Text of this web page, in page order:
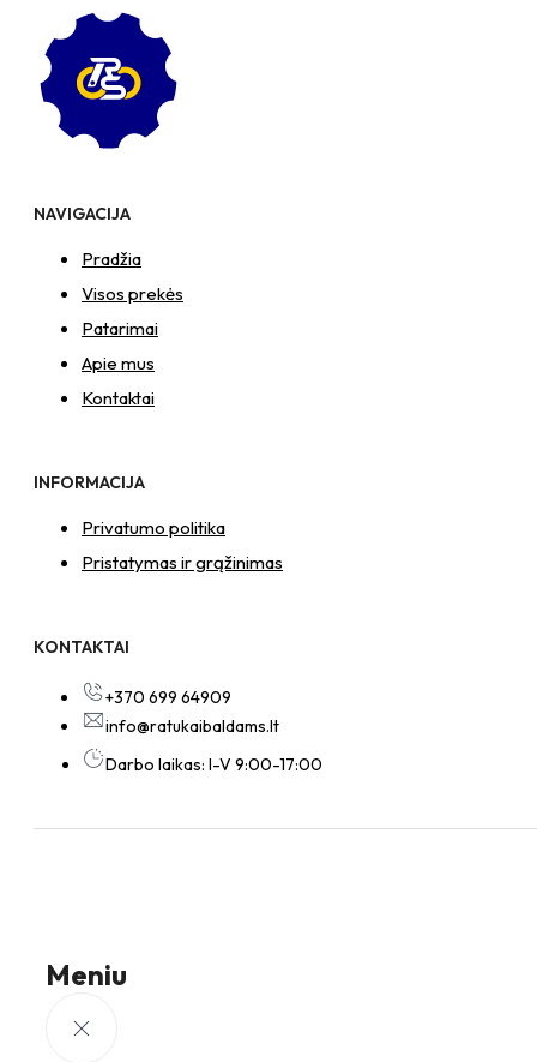
NAVIGACIJA
Pradžia
Visos prekės
Patarimai
Apie mus
Kontaktai
INFORMACIJA
Privatumo politika
Pristatymas ir grąžinimas
KONTAKTAI
+370 699 64909
info@ratukaibaldams.lt
Darbo laikas: I-V 9:00-17:00
Meniu